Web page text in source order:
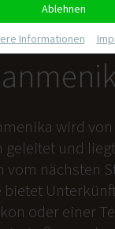
wird
geleitet und
vom nächsten
bietet
oder einer
Ablehnen
Informationen